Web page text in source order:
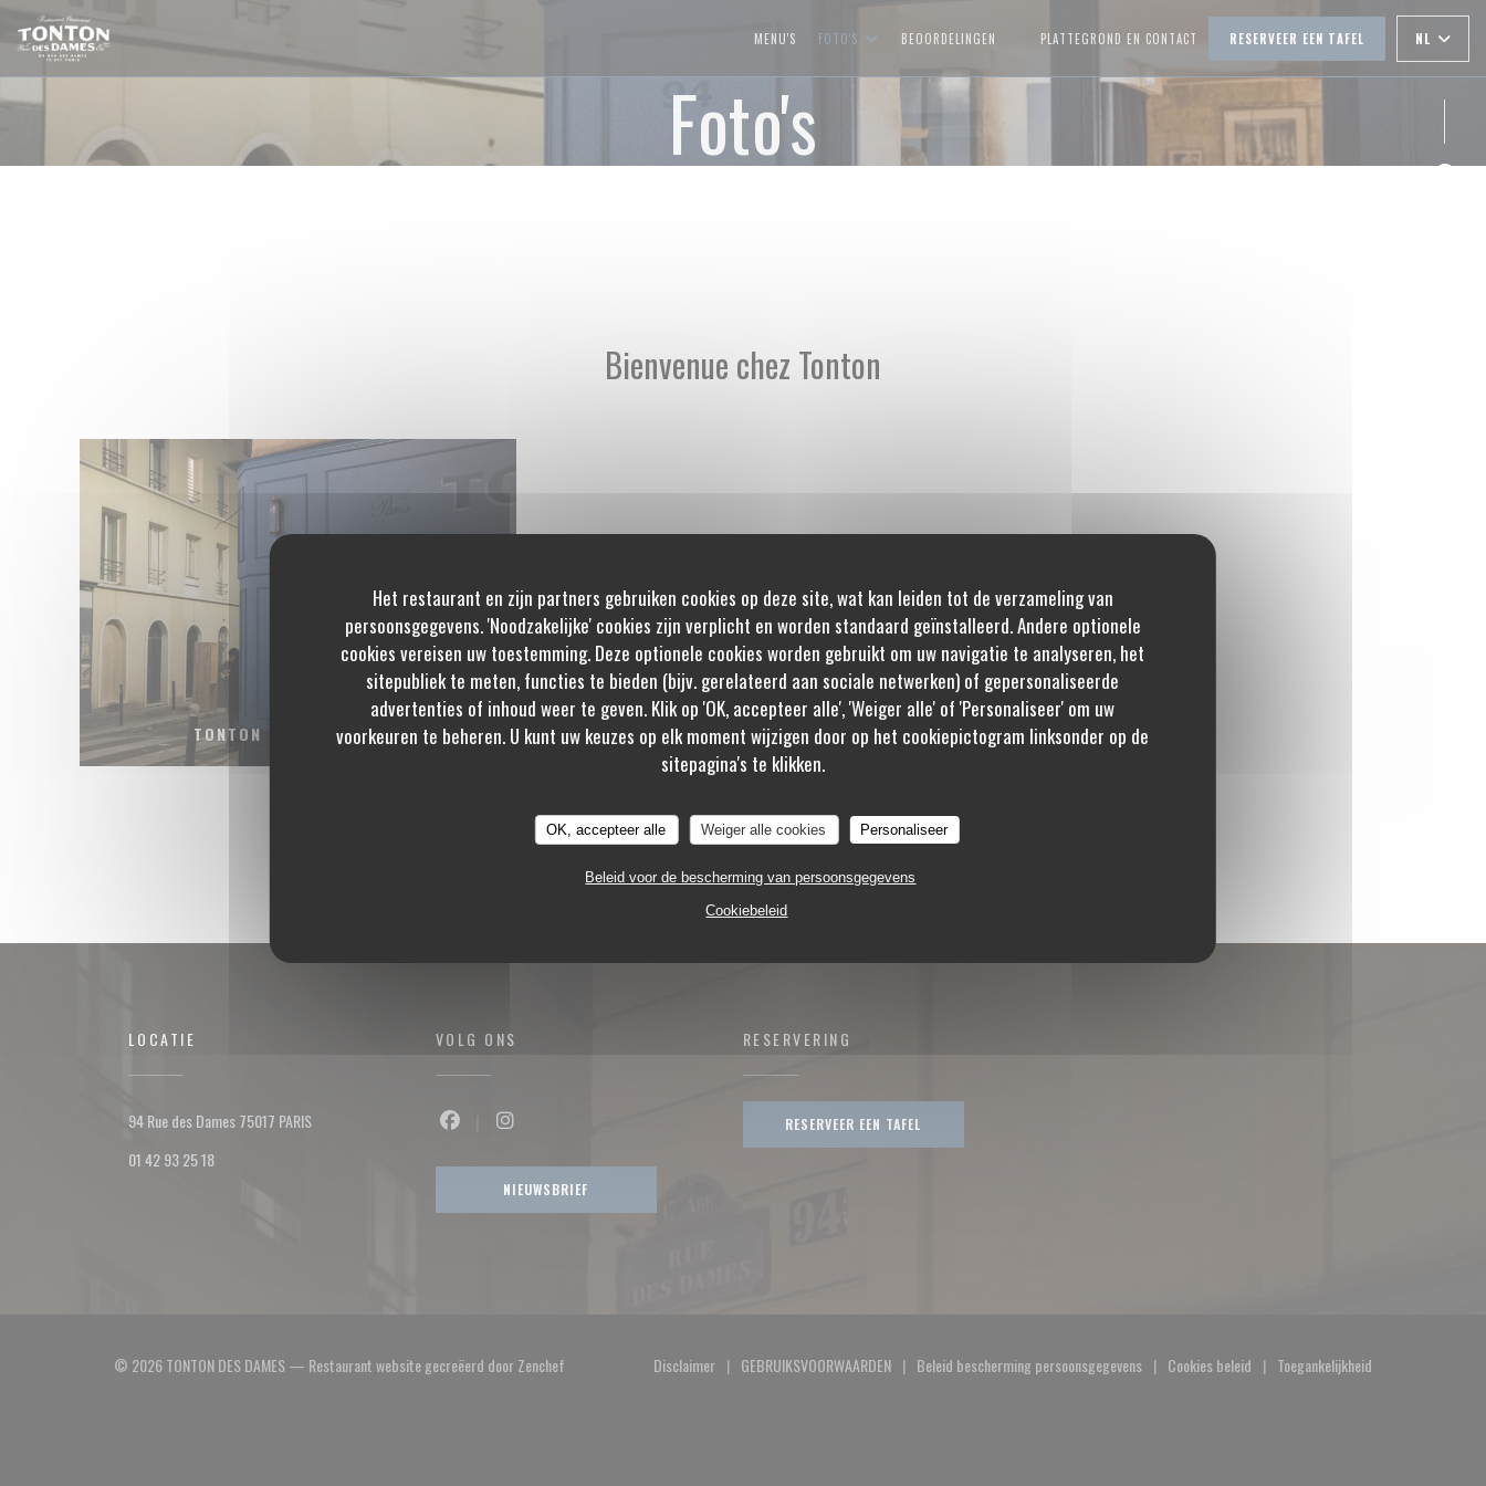
Cookies beheer paneel
Het restaurant en zijn partners gebruiken cookies op deze site, wat kan leiden tot de verzameling van
persoonsgegevens. 'Noodzakelijke' cookies zijn verplicht en worden standaard geïnstalleerd. Andere optionele
cookies vereisen uw toestemming. Deze optionele cookies worden gebruikt om uw navigatie te analyseren, het
sitepubliek te meten, functies te bieden (bijv. gerelateerd aan sociale netwerken) of gepersonaliseerde
advertenties of inhoud weer te geven. Klik op 'OK, accepteer alle', 'Weiger alle' of 'Personaliseer' om uw
voorkeuren te beheren. U kunt uw keuzes op elk moment wijzigen door op het cookiepictogram linksonder op de
sitepagina's te klikken.
OK, accepteer alle Weiger alle cookies Personaliseer
Beleid voor de bescherming van persoonsgegevens
Cookiebeleid
MENU'S FOTO'S BEOORDELINGEN
((OPENT IN EEN NIEUW VENSTER))
PLATTEGROND EN CONTACT RESERVEER EEN TAFEL NL
Foto's
Bienvenue chez Tonton
TONTON DES DAMES.JPG
LOCATIE
94 Rue des Dames 75017 PARIS((opent in een nieuw venster))
01 42 93 25 18
VOLG ONS
Facebook ((opent in een nieuw venster))
Instagram ((opent in een nieuw venster))
NIEUWSBRIEF
RESERVERING
RESERVEER EEN TAFEL
© 2026 TONTON DES DAMES — Restaurant website gecreëerd doorZenchef((opent in een nieuw venster))
Disclaimer
((opent in een nieuw venster))
GEBRUIKSVOORWAARDEN
((opent in een nieuw venster))
Beleid bescherming persoonsgegevens
((opent in een nieuw venster))
Cookies beleid
((opent in een nieuw venster))
Toegankelijkheid
((opent in een nieuw